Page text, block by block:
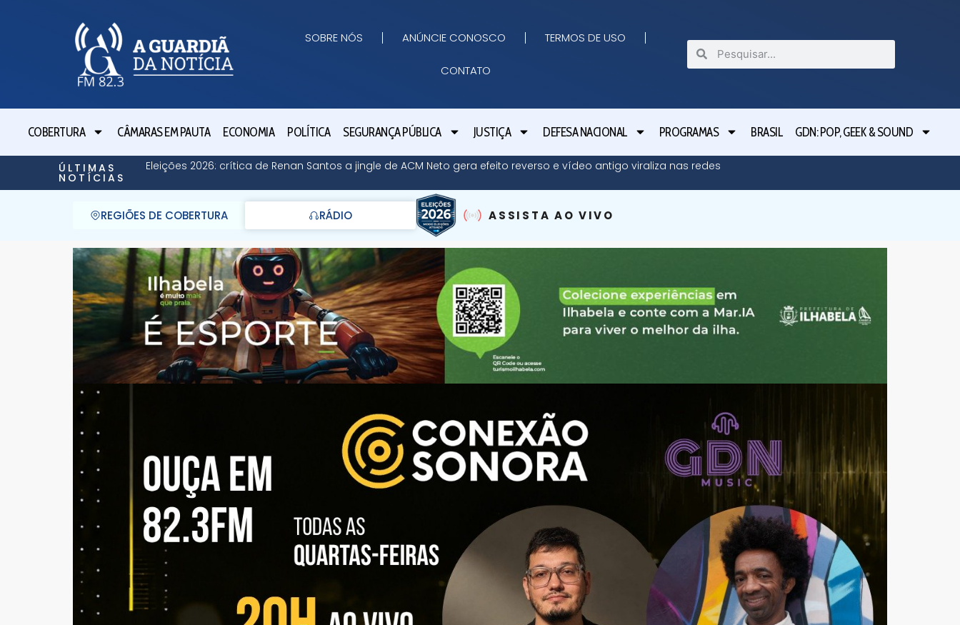
SOBRE NÓS ANÚNCIE CONOSCO TERMOS DE USO
CONTATO
COBERTURA CÂMARAS EM PAUTA ECONOMIA POLÍTICA SEGURANÇA PÚBLICA JUSTIÇA DEFESA NACIONAL PROGRAMAS BRASIL GDN: POP, GEEK & SOUND
ÚLTIMAS
NOTÍCIAS
Eleições 2026: crítica de Renan Santos a jingle de ACM Neto gera efeito reverso e vídeo antigo viraliza nas redes
REGIÕES DE COBERTURA RÁDIO ASSISTA AO VIVO